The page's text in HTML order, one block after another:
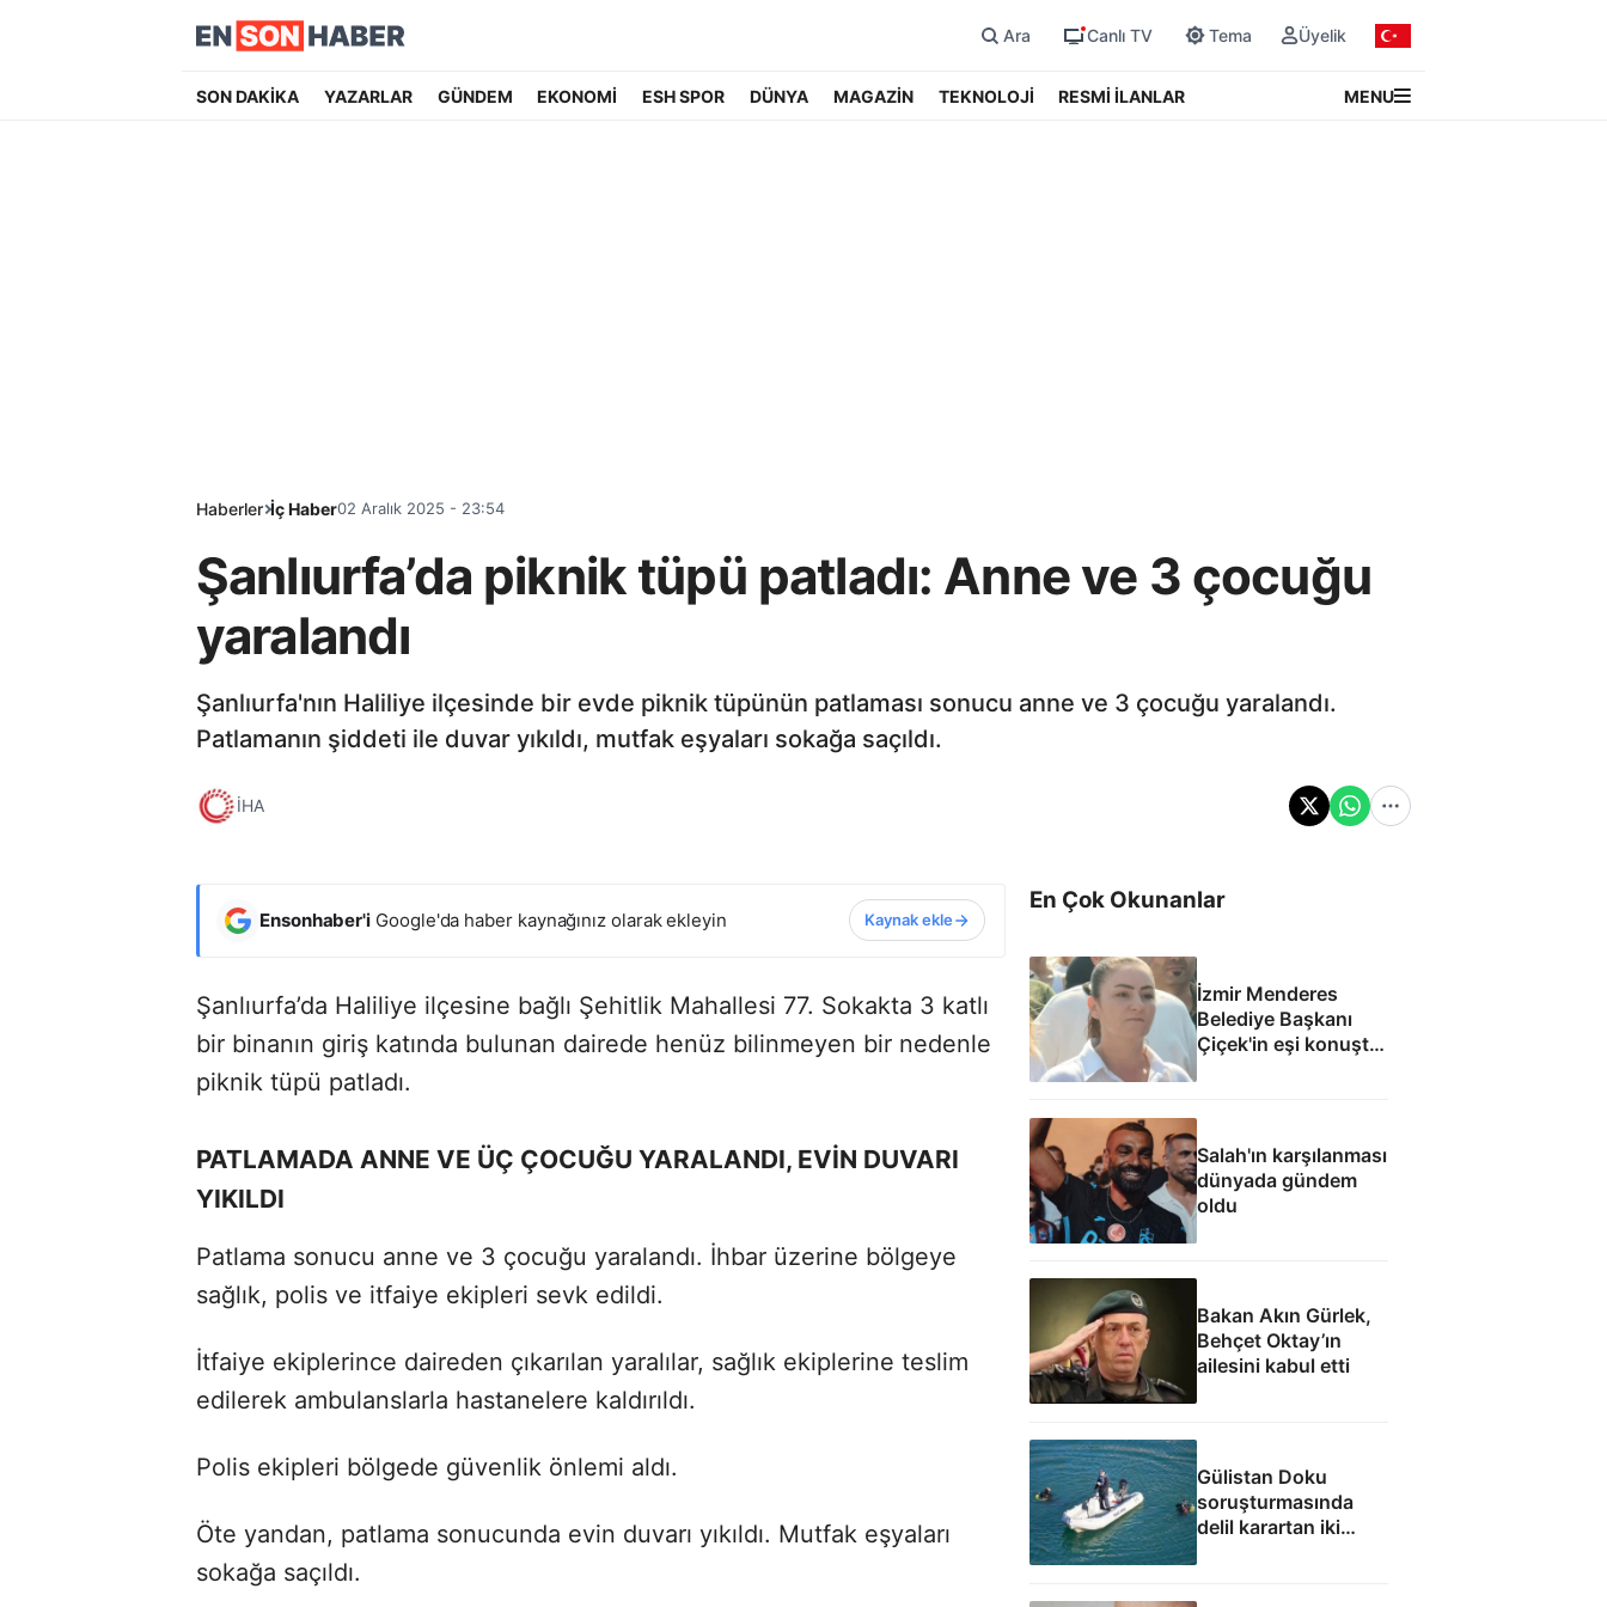
Ara Canlı TV Tema Üyelik
SON DAKİKA YAZARLAR GÜNDEM EKONOMİ ESH SPOR DÜNYA MAGAZİN TEKNOLOJİ RESMİ İLANLAR MENU
Haberler İç Haber02 Aralık 2025 - 23:54
Şanlıurfa’da piknik tüpü patladı: Anne ve 3 çocuğu
yaralandı
Şanlıurfa'nın Haliliye ilçesinde bir evde piknik tüpünün patlaması sonucu anne ve 3 çocuğu yaralandı.
Patlamanın şiddeti ile duvar yıkıldı, mutfak eşyaları sokağa saçıldı.
İHA
Ensonhaber'i Google'da haber kaynağınız olarak ekleyin Kaynak ekle
Şanlıurfa’da Haliliye ilçesine bağlı Şehitlik Mahallesi 77. Sokakta 3 katlı
bir binanın giriş katında bulunan dairede henüz bilinmeyen bir nedenle
piknik tüpü patladı.
PATLAMADA ANNE VE ÜÇ ÇOCUĞU YARALANDI, EVİN DUVARI
YIKILDI
Patlama sonucu anne ve 3 çocuğu yaralandı. İhbar üzerine bölgeye
sağlık, polis ve itfaiye ekipleri sevk edildi.
İtfaiye ekiplerince daireden çıkarılan yaralılar, sağlık ekiplerine teslim
edilerek ambulanslarla hastanelere kaldırıldı.
Polis ekipleri bölgede güvenlik önlemi aldı.
Öte yandan, patlama sonucunda evin duvarı yıkıldı. Mutfak eşyaları
sokağa saçıldı.
En Çok Okunanlar
İzmir Menderes
Belediye Başkanı
Çiçek'in eşi konuştu:
Salah'ın karşılanması
dünyada gündem
oldu
Bakan Akın Gürlek,
Behçet Oktay’ın
ailesini kabul etti
Gülistan Doku
soruşturmasında
delil karartan iki